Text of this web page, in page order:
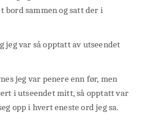
bord sammen og satt der i
jeg var så opptatt av utseendet
jeg var penere enn før, men
i utseendet mitt, så opptatt var
opp i hvert eneste ord jeg sa.